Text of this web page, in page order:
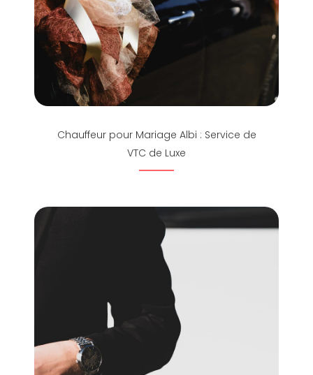
Chauffeur pour Mariage Albi : Service de
VTC de Luxe